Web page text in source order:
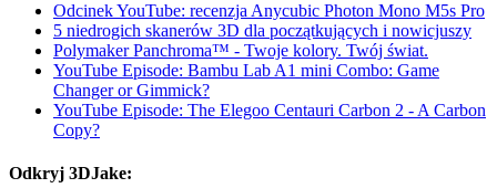
Odcinek YouTube: recenzja Anycubic Photon Mono M5s Pro
5 niedrogich skanerów 3D dla początkujących i nowicjuszy
Polymaker Panchroma™ - Twoje kolory. Twój świat.
YouTube Episode: Bambu Lab A1 mini Combo: Game
Changer or Gimmick?
YouTube Episode: The Elegoo Centauri Carbon 2 - A Carbon
Copy?
Odkryj 3DJake: